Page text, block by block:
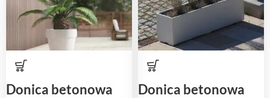
Donica betonowa
Donica betonowa